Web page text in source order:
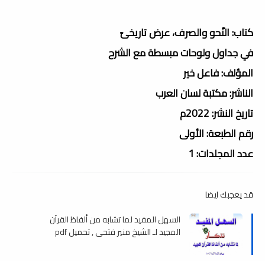
كتاب: النّحو والصرف، عرض تاريخىّ
في جداول ولوحات مبسطة مع الشرح
المؤلف: فاعل خير
الناشر: مكتبة لسان العرب
تاريخ النشر: 2022م
رقم الطبعة: الأولى
عدد المجلدات: 1
قد يعجبك ايضا
السهل المفيد لما تشابه من ألفاظ القرآن
المجيد لـ الشيخ منير فتحى , تحميل pdf